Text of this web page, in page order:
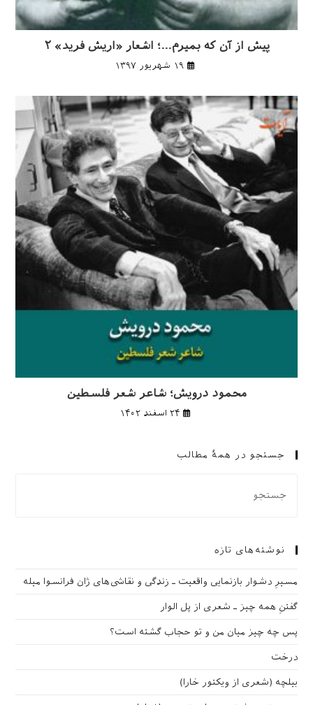
پیش از آن که بمیرم…؛ اشعار «اریش فرید» ۲
۱۹ شهریور ۱۳۹۷
محمود درویش؛ شاعر شعر فلسطین
۲۴ اسفند ۱۴۰۲
جستجو در همهٔ مطالب
نوشته‌های تازه
مسیرِ دشوار بازنمایی واقعیت ـ زندگی و نقاشی‌های ژان فرانسوا میله
گفتنِ همه چیز ـ شعری از پل الوار
پس چه چیز میان من و تو حجاب گشته است؟
درخت
بیلچه (شعری از ویکتور خارا)